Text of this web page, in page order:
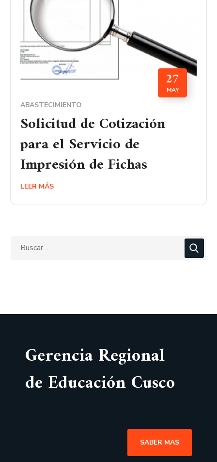
27
MAY
ABASTECIMIENTO
Solicitud de Cotización
para el Servicio de
Impresión de Fichas
LEER MÁS
Gerencia Regional
de Educación Cusco
SABER MAS